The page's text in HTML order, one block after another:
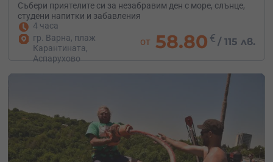
Събери приятелите си за незабравим ден с море, слънце,
студени напитки и забавления
4 часа
гр. Варна, плаж
Карантината,
Аспарухово
от 58.80 € / 115 лв.